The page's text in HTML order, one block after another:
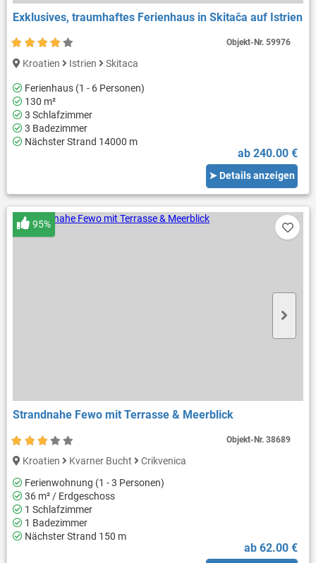
Exklusives, traumhaftes Ferienhaus in Skitača auf Istrien
Kroatien Istrien Skitaca
Ferienhaus (1 - 6 Personen)
130 m²
3 Schlafzimmer
3 Badezimmer
Nächster Strand 14000 m
ab 240.00 €
➤ Details anzeigen
Objekt-Nr.59976
Strandnahe Fewo mit Terrasse & Meerblick
95%
Kroatien Kvarner Bucht
Crikvenica
Ferienwohnung (1 - 3 Personen)
36 m² / Erdgeschoss
1 Schlafzimmer
1 Badezimmer
Nächster Strand 150 m
ab 62.00 €
Objekt-Nr.38689